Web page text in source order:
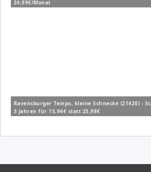
24,99€/Monat
Ravensburger Tempo, kleine Schnecke (21420) -
3 Jahren für 15,94€ statt 25,98€